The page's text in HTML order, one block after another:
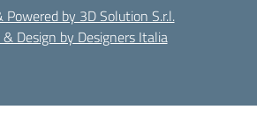
Powered by 3D Solution S.r.l.
Design by Designers Italia